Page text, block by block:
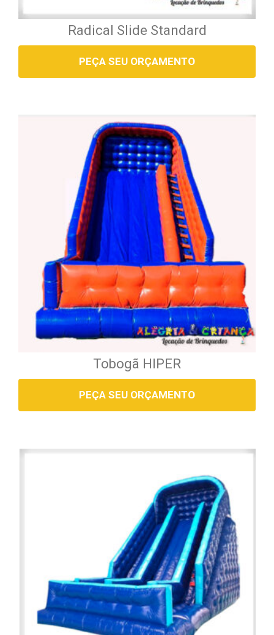
Radical Slide Standard
PEÇA SEU ORÇAMENTO
Tobogã HIPER
PEÇA SEU ORÇAMENTO